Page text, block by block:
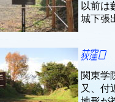
以前は
城下張
関東学
又、付